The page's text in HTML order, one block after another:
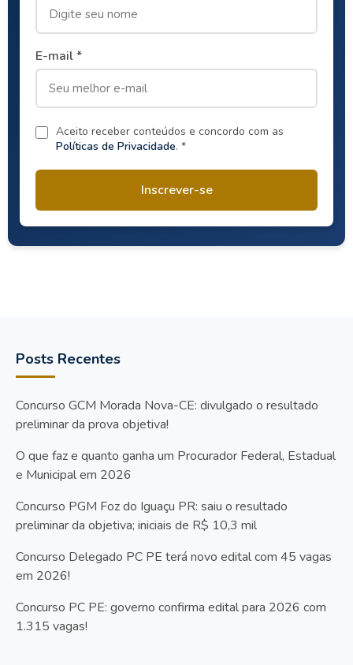
E-mail *
Aceito receber conteúdos e concordo com as
Políticas de Privacidade. *
Inscrever-se
Posts Recentes
Concurso GCM Morada Nova-CE: divulgado o resultado
preliminar da prova objetiva!
O que faz e quanto ganha um Procurador Federal, Estadual
e Municipal em 2026
Concurso PGM Foz do Iguaçu PR: saiu o resultado
preliminar da objetiva; iniciais de R$ 10,3 mil
Concurso Delegado PC PE terá novo edital com 45 vagas
em 2026!
Concurso PC PE: governo confirma edital para 2026 com
1.315 vagas!